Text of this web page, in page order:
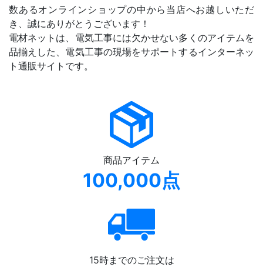
数あるオンラインショップの中から当店へお越しいただ
き、誠にありがとうございます！
電材ネットは、電気工事には欠かせない多くのアイテムを
品揃えした、電気工事の現場をサポートするインターネッ
ト通販サイトです。
商品アイテム
100,000点
15時までのご注文は